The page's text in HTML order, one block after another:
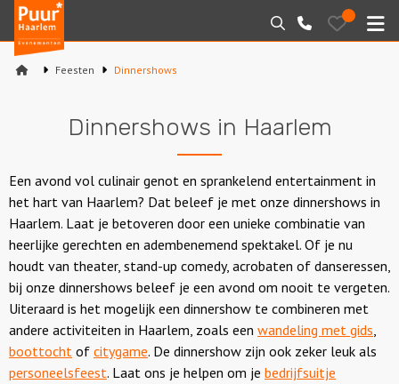
Puur*
Haarlem
bedrijfsuitjes
Zoeken
023-
2210130
Bewaarde
uitjes
Arrangementen
Sport en spel
Workshops
Rondleidingen
Locaties
Feesten Dinnershows
Dinnershows in Haarlem
Een avond vol culinair genot en sprankelend entertainment in
het hart van Haarlem? Dat beleef je met onze dinnershows in
Haarlem. Laat je betoveren door een unieke combinatie van
heerlijke gerechten en adembenemend spektakel. Of je nu
houdt van theater, stand-up comedy, acrobaten of danseressen,
bij onze dinnershows beleef je een avond om nooit te vergeten.
Uiteraard is het mogelijk een dinnershow te combineren met
andere activiteiten in Haarlem, zoals een wandeling met gids,
boottocht of citygame. De dinnershow zijn ook zeker leuk als
personeelsfeest. Laat ons je helpen om je bedrijfsuitje